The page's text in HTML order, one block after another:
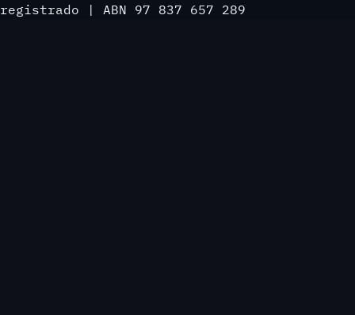
registrado | ABN 97 837 657 289